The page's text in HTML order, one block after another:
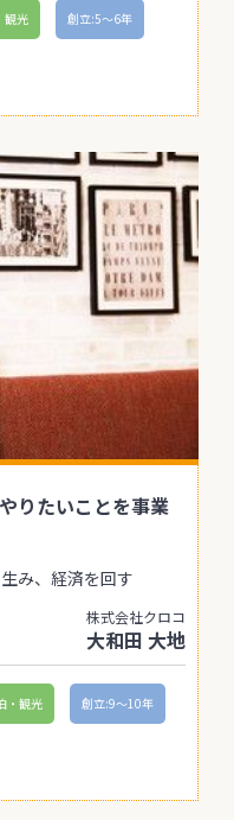
観光 創立:5〜6年
りたいことを事業
み、経済を回す
株式会社クロコ
大和田 大地
・観光 創立:9〜10年